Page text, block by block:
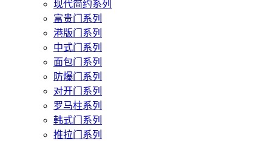
现代简约系列
富贵门系列
港版门系列
中式门系列
面包门系列
防爆门系列
对开门系列
罗马柱系列
韩式门系列
推拉门系列